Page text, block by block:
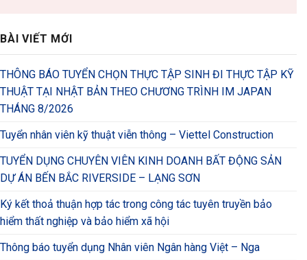
BÀI VIẾT MỚI
THÔNG BÁO TUYỂN CHỌN THỰC TẬP SINH ĐI THỰC TẬP KỸ
THUẬT TẠI NHẬT BẢN THEO CHƯƠNG TRÌNH IM JAPAN
THÁNG 8/2026
Tuyển nhân viên kỹ thuật viễn thông – Viettel Construction
TUYỂN DỤNG CHUYÊN VIÊN KINH DOANH BẤT ĐỘNG SẢN
DỰ ÁN BẾN BẮC RIVERSIDE – LẠNG SƠN
Ký kết thoả thuận hợp tác trong công tác tuyên truyền bảo
hiểm thất nghiệp và bảo hiểm xã hội
Thông báo tuyển dụng Nhân viên Ngân hàng Việt – Nga